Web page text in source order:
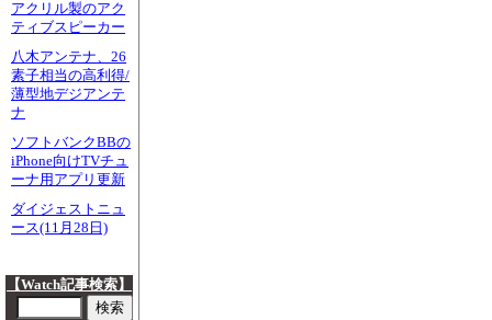
アクリル製のアク
ティブスピーカー
八木アンテナ、26
素子相当の高利得/
薄型地デジアンテ
ナ
ソフトバンクBBの
iPhone向けTVチュ
ーナ用アプリ更新
ダイジェストニュ
ース(11月28日)
【Watch記事検索】